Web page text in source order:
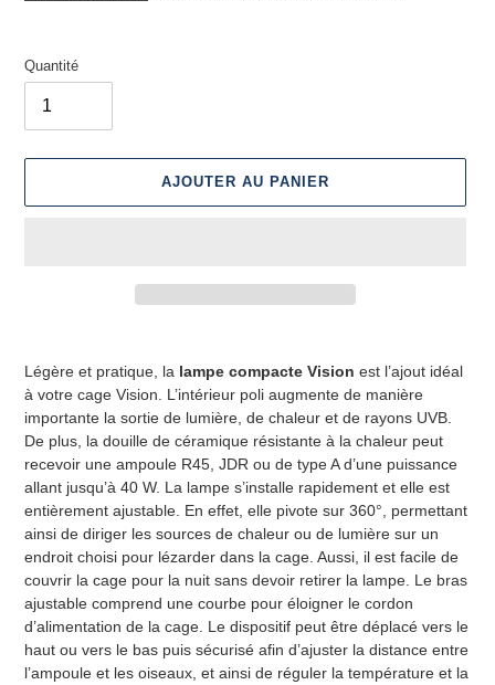
Quantité
AJOUTER AU PANIER
produit
votre
panier
Légère et pratique, la lampe compacte Vision est l’ajout idéal
à votre cage Vision. L’intérieur poli augmente de manière
importante la sortie de lumière, de chaleur et de rayons UVB.
De plus, la douille de céramique résistante à la chaleur peut
recevoir une ampoule R45, JDR ou de type A d’une puissance
allant jusqu’à 40 W. La lampe s’installe rapidement et elle est
entièrement ajustable. En effet, elle pivote sur 360°, permettant
ainsi de diriger les sources de chaleur ou de lumière sur un
endroit choisi pour lézarder dans la cage. Aussi, il est facile de
couvrir la cage pour la nuit sans devoir retirer la lampe. Le bras
ajustable comprend une courbe pour éloigner le cordon
d’alimentation de la cage. Le dispositif peut être déplacé vers le
haut ou vers le bas puis sécurisé afin d’ajuster la distance entre
l’ampoule et les oiseaux, et ainsi de réguler la température et la